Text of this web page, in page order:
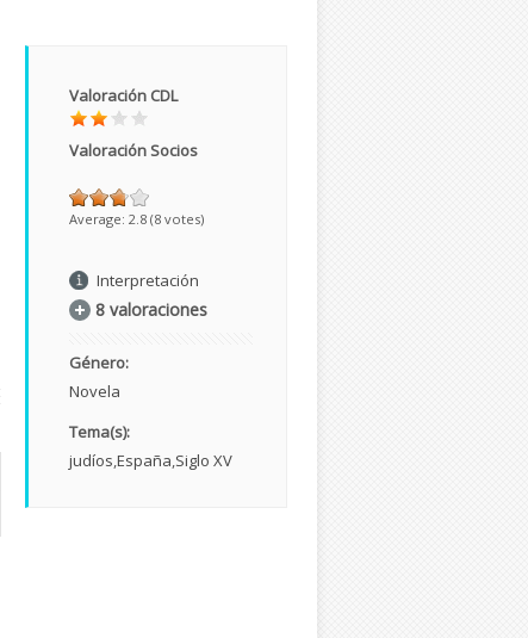
Valoración CDL
Valoración Socios
Average: 2.8 (8 votes)
Interpretación
8 valoraciones
Género:
Novela
Tema(s):
judíos España Siglo XV